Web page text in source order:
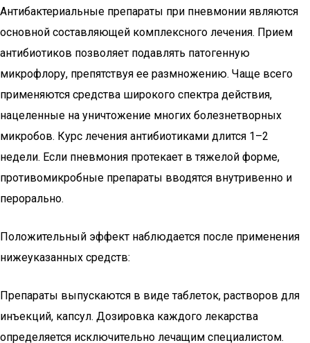
Антибактериальные препараты при пневмонии являются
основной составляющей комплексного лечения. Прием
антибиотиков позволяет подавлять патогенную
микрофлору, препятствуя ее размножению. Чаще всего
применяются средства широкого спектра действия,
нацеленные на уничтожение многих болезнетворных
микробов. Курс лечения антибиотиками длится 1–2
недели. Если пневмония протекает в тяжелой форме,
противомикробные препараты вводятся внутривенно и
перорально.
Положительный эффект наблюдается после применения
нижеуказанных средств:
Препараты выпускаются в виде таблеток, растворов для
инъекций, капсул. Дозировка каждого лекарства
определяется исключительно лечащим специалистом.